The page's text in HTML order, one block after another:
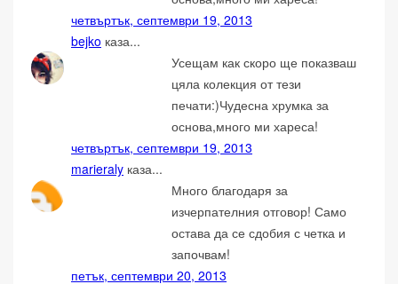
четвъртък, септември 19, 2013
bejko каза...
Усещам как скоро ще показваш
цяла колекция от тези
печати:)Чудесна хрумка за
основа,много ми хареса!
четвъртък, септември 19, 2013
marieraly каза...
Много благодаря за
изчерпателния отговор! Само
остава да се сдобия с четка и
започвам!
петък, септември 20, 2013